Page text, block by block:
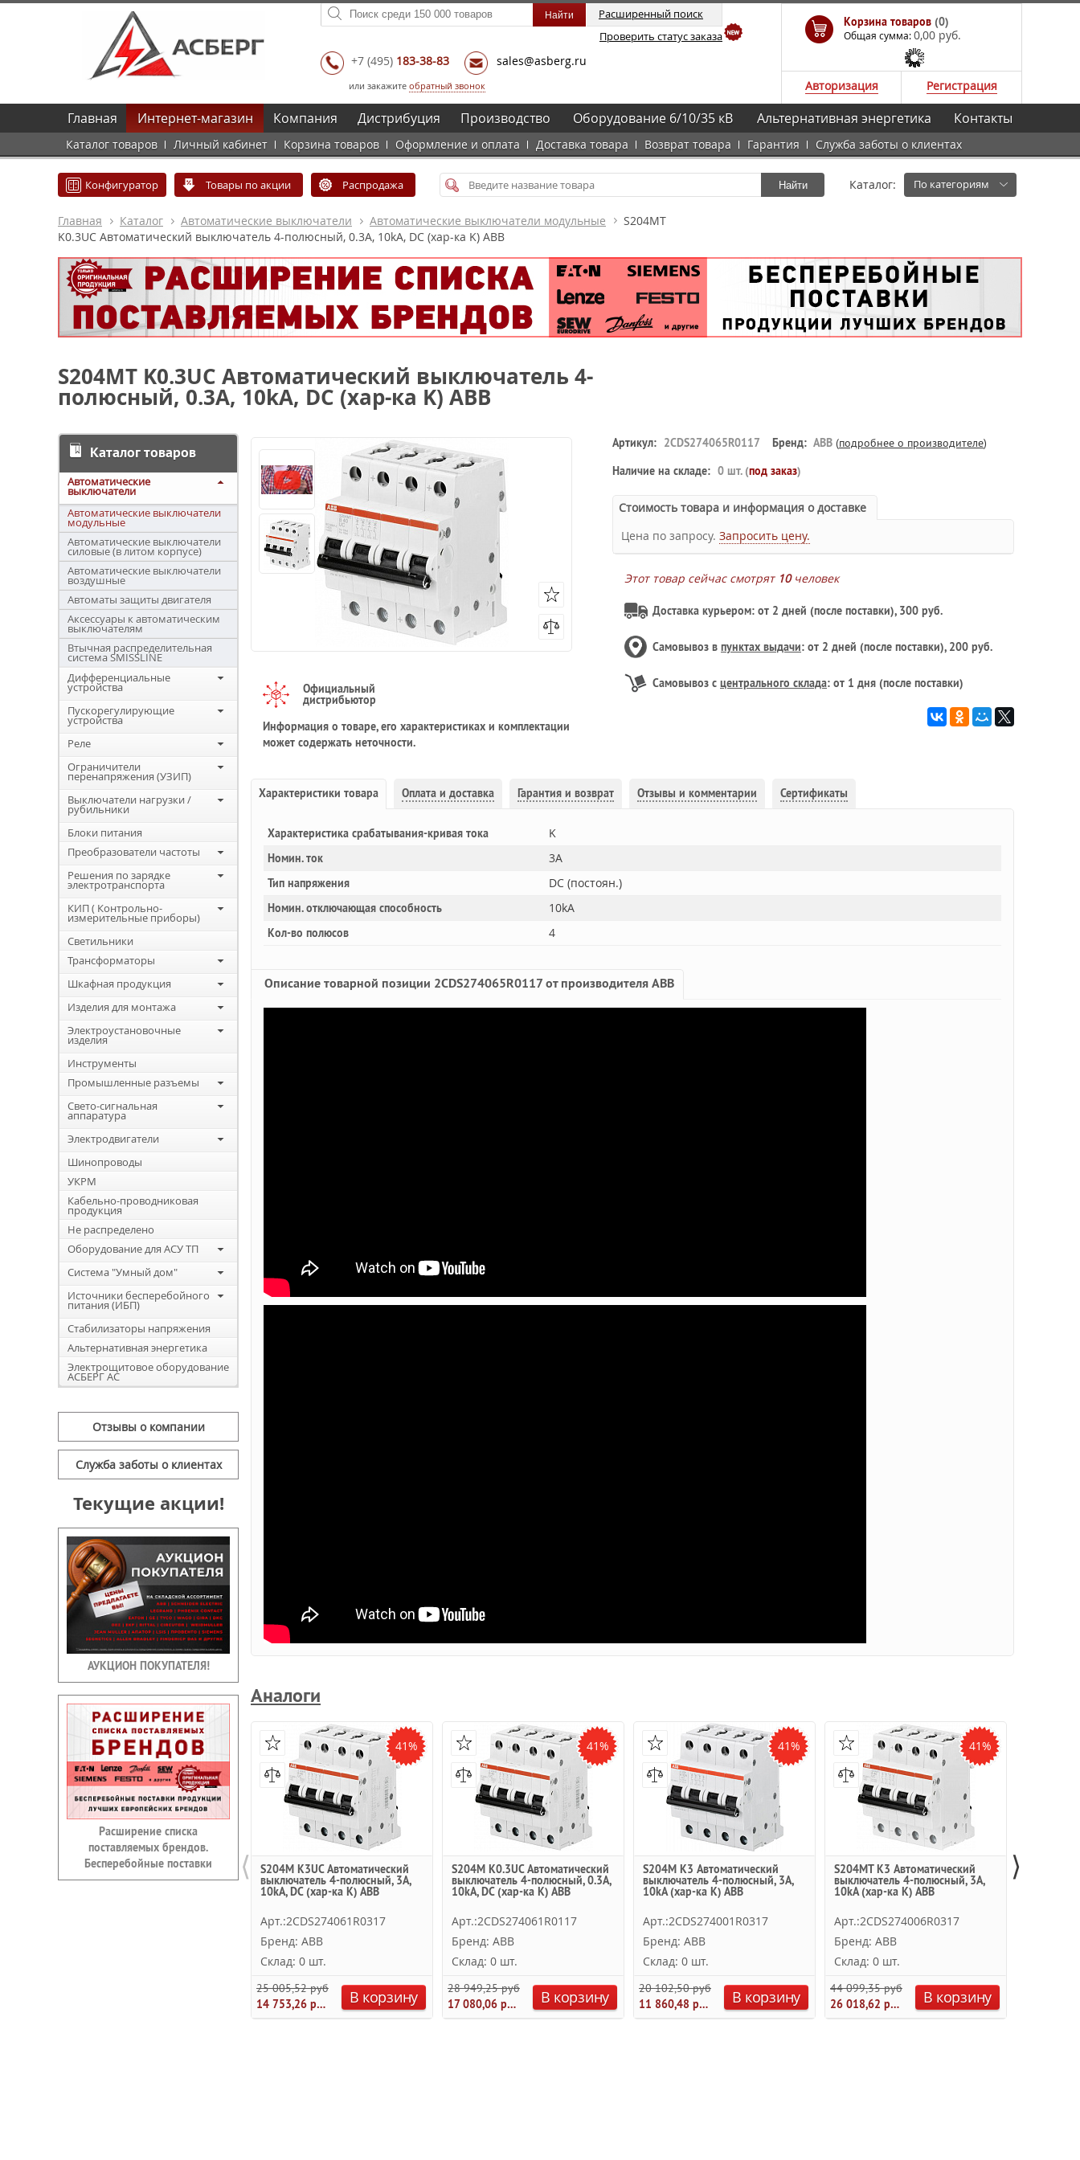
Расширенный поиск
Проверить статус заказа
+7 (495) 183-38-83 sales@asberg.ru
или закажите обратный звонок
Корзина товаров (0)
Общая сумма:0,00 руб.
Авторизация Регистрация
Главная Интернет-магазин
Каталог товаров Личный кабинет Корзина товаров Оформление и оплата Доставка товара Возврат товара Гарантия Служба заботы о клиентах
Компания Дистрибуция Производство Оборудование 6/10/35 кВ Альтернативная энергетика Контакты
Конфигуратор Товары по акции Распродажа Найти Каталог: По категориям
Главная Каталог Автоматические выключатели Автоматические выключатели модульные
S204MT
K0.3UC Автоматический выключатель 4-полюсный, 0.3А, 10kA, DC (хар-ка K) ABB
S204MT K0.3UC Автоматический выключатель 4-
полюсный, 0.3А, 10kA, DC (хар-ка K) ABB
Каталог товаров
Автоматические
выключатели
Автоматические выключатели
модульные
Автоматические выключатели
силовые (в литом корпусе)
Автоматические выключатели
воздушные
Автоматы защиты двигателя
Аксессуары к автоматическим
выключателям
Втычная распределительная
система SMISSLINE
Дифференциальные
устройства
Пускорегулирующие
устройства
Реле
Ограничители
перенапряжения (УЗИП)
Выключатели нагрузки /
рубильники
Блоки питания
Преобразователи частоты
Решения по зарядке
электротранспорта
КИП ( Контрольно-
измерительные приборы)
Светильники
Трансформаторы
Шкафная продукция
Изделия для монтажа
Электроустановочные
изделия
Инструменты
Промышленные разъемы
Свето-сигнальная
аппаратура
Электродвигатели
Шинопроводы
УКРМ
Кабельно-проводниковая
продукция
Не распределено
Оборудование для АСУ ТП
Система "Умный дом"
Источники бесперебойного
питания (ИБП)
Стабилизаторы напряжения
Альтернативная энергетика
Электрощитовое оборудование
АСБЕРГ АС
Отзывы о компании
Служба заботы о клиентах
Текущие акции!
АУКЦИОН ПОКУПАТЕЛЯ!
Расширение списка
поставляемых брендов.
Бесперебойные поставки
Официальный
дистрибьютор
Информация о товаре, его характеристиках и комплектации
может содержать неточности.
Артикул: 2CDS274065R0117 Бренд: ABB (подробнее о производителе)
Наличие на складе: 0 шт. (под заказ)
Стоимость товара и информация о доставке
Цена по запросу. Запросить цену.
Этот товар сейчас смотрят 10человек
Доставка курьером: от 2 дней (после поставки), 300 руб.
Самовывоз в пунктах выдачи: от 2 дней (после поставки), 200 руб.
Самовывоз с центрального склада: от 1 дня (после поставки)
Характеристики товара Оплата и доставка Гарантия и возврат Отзывы и комментарии Сертификаты
Характеристика срабатывания-кривая тока K
Номин. ток 3A
Тип напряжения DC (постоян.)
Номин. отключающая способность 10kA
Кол-во полюсов 4
Описание товарной позиции 2CDS274065R0117 от производителя ABB
Аналоги
41%
S204M K3UC Автоматический
выключатель 4-полюсный, 3А,
10kA, DC (хар-ка K) ABB
Арт.:2CDS274061R0317
Бренд: ABB
Склад: 0 шт.
25 005,52 руб.
14 753,26 руб.
В корзину
41%
S204M K0.3UC Автоматический
выключатель 4-полюсный, 0.3А,
10kA, DC (хар-ка K) ABB
Арт.:2CDS274061R0117
Бренд: ABB
Склад: 0 шт.
28 949,25 руб.
17 080,06 руб.
В корзину
41%
S204M K3 Автоматический
выключатель 4-полюсный, 3А,
10kA (хар-ка K) ABB
Арт.:2CDS274001R0317
Бренд: ABB
Склад: 0 шт.
20 102,50 руб.
11 860,48 руб.
В корзину
41%
S204MT K3 Автоматический
выключатель 4-полюсный, 3А,
10kA (хар-ка K) ABB
Арт.:2CDS274006R0317
Бренд: ABB
Склад: 0 шт.
44 099,35 руб.
26 018,62 руб.
В корзину
⟨ ⟩